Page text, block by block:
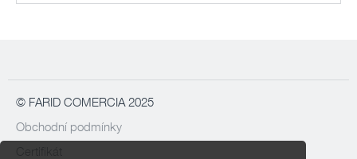
© FARID COMERCIA 2025
Obchodní podmínky